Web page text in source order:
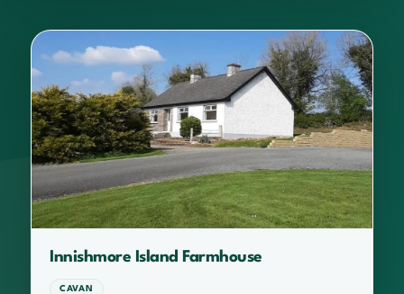
Innishmore Island Farmhouse
CAVAN